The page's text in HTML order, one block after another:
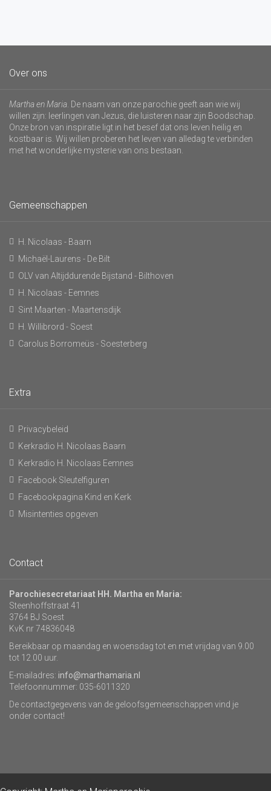
Over ons
Martha en Maria . De naam van onze parochie geeft aan wie wij
willen zijn: leerlingen van Jezus, die luisteren naar zijn Boodschap.
Onze bron van inspiratie ligt in het besef dat ons leven heilig en
kostbaar is. Wij willen proberen het leven van alledag te verbinden
met het wonderlijke mysterie van ons bestaan.
Gemeenschappen
H. Nicolaas - Baarn
Michaël-Laurens - De Bilt
OLV van Altijddurende Bijstand - Bilthoven
H. Nicolaas - Eemnes
Sint Maarten - Maartensdijk
H. Willibrord - Soest
Carolus Borromeüs - Soesterberg
Extra
Privacybeleid
Kerkradio H. Nicolaas Baarn
Kerkradio H. Nicolaas Eemnes
Facebook Sleutelfiguren
Facebookpagina Kind en Kerk
Misintenties opgeven
Contact
Parochiesecretariaat HH. Martha en Maria:
Steenhoffstraat 41
3764 BJ Soest
KvK nr 74836048
Bereikbaar op maandag en woensdag tot en met vrijdag van 9.00
tot 12.00 uur.
E-mailadres: info@marthamaria.nl
Telefoonnummer: 035-6011320
De contactgegevens van de geloofsgemeenschappen vind je
onder contact!